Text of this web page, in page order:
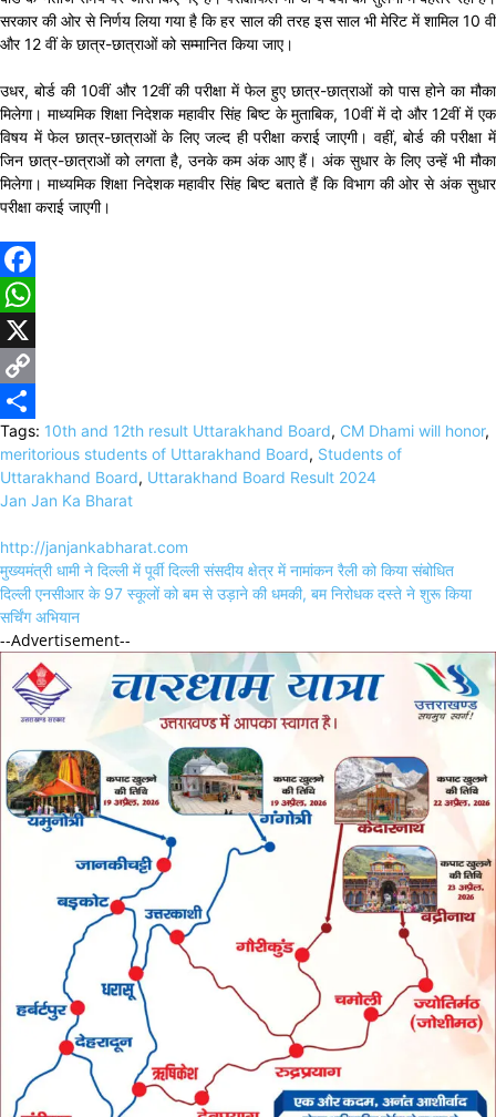
सरकार की ओर से निर्णय लिया गया है कि हर साल की तरह इस साल भी मेरिट में शामिल 10 वीं
और 12 वीं के छात्र-छात्राओं को सम्मानित किया जाए।
उधर, बोर्ड की 10वीं और 12वीं की परीक्षा में फेल हुए छात्र-छात्राओं को पास होने का मौका
मिलेगा। माध्यमिक शिक्षा निदेशक महावीर सिंह बिष्ट के मुताबिक, 10वीं में दो और 12वीं में एक
विषय में फेल छात्र-छात्राओं के लिए जल्द ही परीक्षा कराई जाएगी। वहीं, बोर्ड की परीक्षा में
जिन छात्र-छात्राओं को लगता है, उनके कम अंक आए हैं। अंक सुधार के लिए उन्हें भी मौका
मिलेगा। माध्यमिक शिक्षा निदेशक महावीर सिंह बिष्ट बताते हैं कि विभाग की ओर से अंक सुधार
परीक्षा कराई जाएगी।
Facebook
WhatsApp
X
Copy
Link
Share
Tags: 10th and 12th result Uttarakhand Board, CM Dhami will honor,
meritorious students of Uttarakhand Board, Students of
Uttarakhand Board, Uttarakhand Board Result 2024
Jan Jan Ka Bharat
http://janjankabharat.com
Post
navigation
मुख्यमंत्री धामी ने दिल्ली में पूर्वी दिल्ली संसदीय क्षेत्र में नामांकन रैली को किया संबोधित
दिल्ली एनसीआर के 97 स्कूलों को बम से उड़ाने की धमकी, बम निरोधक दस्ते ने शुरू किया
सर्चिंग अभियान
--Advertisement--